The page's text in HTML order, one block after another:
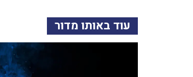
עוד באותו מדור